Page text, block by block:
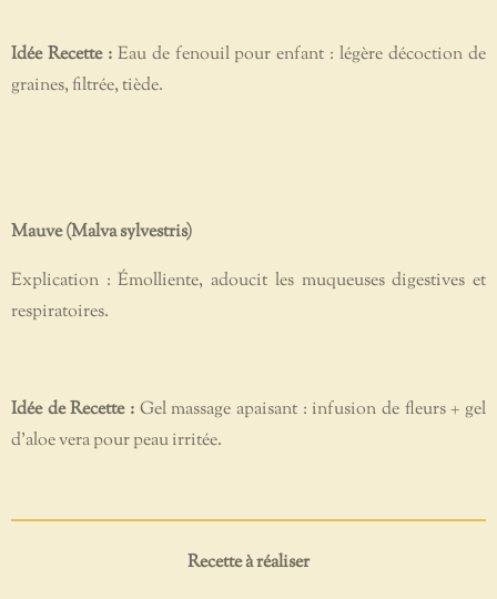
Idée Recette :Eau de fenouil pour enfant : légère décoction de
graines, filtrée, tiède.
Mauve (Malva sylvestris)
Explication : Émolliente, adoucit les muqueuses digestives et
respiratoires.
Idée de Recette : Gel massage apaisant : infusion de fleurs + gel
d’aloe vera pour peau irritée.
Recette à réaliser